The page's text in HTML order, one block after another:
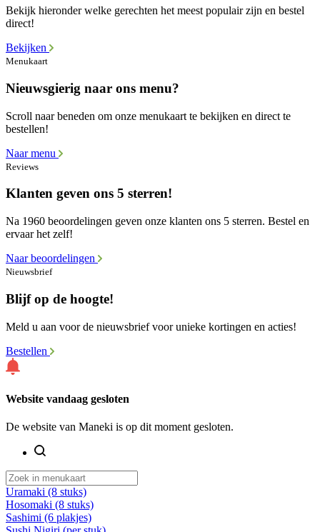
Bekijk hieronder welke gerechten het meest populair zijn en bestel
direct!
Bekijken
Menukaart
Nieuwsgierig naar ons menu?
Scroll naar beneden om onze menukaart te bekijken en direct te
bestellen!
Naar menu
Reviews
Klanten geven ons 5 sterren!
Na 1960 beoordelingen geven onze klanten ons 5 sterren. Bestel en
ervaar het zelf!
Naar beoordelingen
Nieuwsbrief
Blijf op de hoogte!
Meld u aan voor de nieuwsbrief voor unieke kortingen en acties!
Bestellen
Website vandaag gesloten
De website van Maneki is op dit moment gesloten.
Uramaki (8 stuks)
Hosomaki (8 stuks)
Sashimi (6 plakjes)